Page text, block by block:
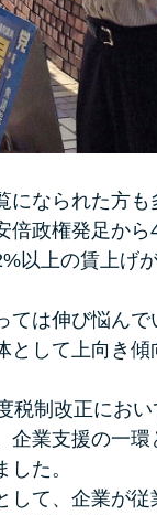
になられた方も
倍政権発足か
以上の賃上げ
ては伸び悩んで
として上向き傾
税制改正にお
企業支援の一
た。
して、企業が従